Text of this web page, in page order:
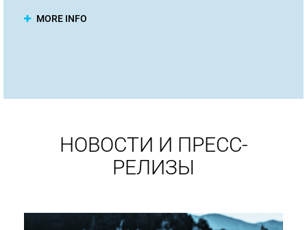
MORE INFO
НОВОСТИ И ПРЕСС-
РЕЛИЗЫ